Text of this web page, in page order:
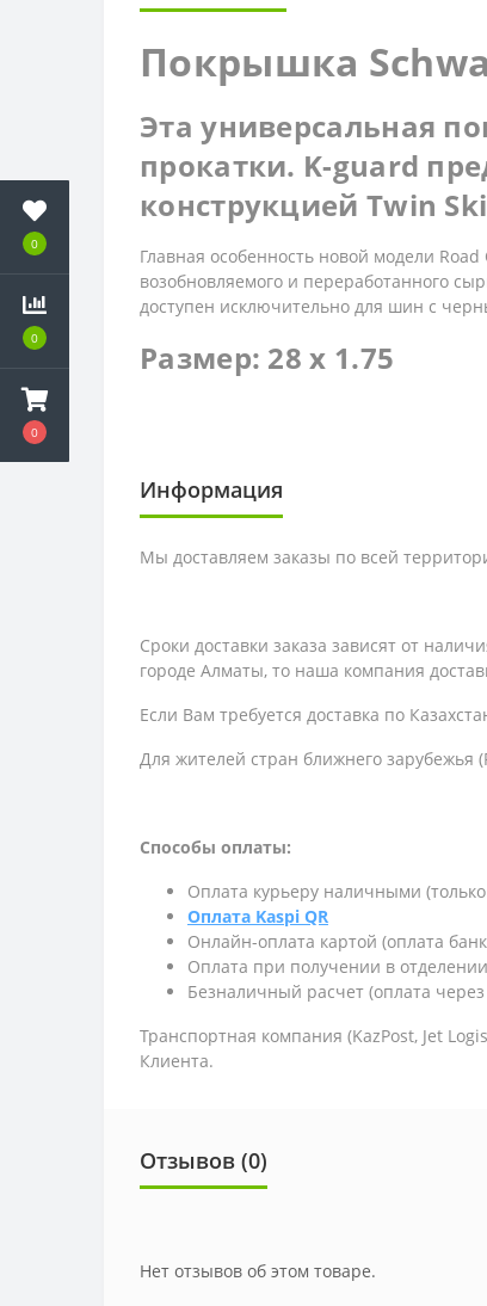
0
0
0
Покрышка
Эта универсальная
прокатки. K-guard
конструкцией Twin
Главная особенность новой модели
возобновляемого и переработанного
доступен исключительно для шин с
Размер: 28 x 1.75
Информация
Мы доставляем заказы по всей
Сроки доставки заказа зависят от
городе Алматы, то наша компания
Если Вам требуется доставка по
Для жителей стран ближнего зарубежья
Способы оплаты:
Оплата курьеру наличными
Оплата Kaspi QR
Онлайн-оплата картой (оплата
Оплата при получении в
Безналичный расчет (оплата
Транспортная компания (KazPost, Jet
Клиента.
Отзывов (0)
Нет отзывов об этом товаре.